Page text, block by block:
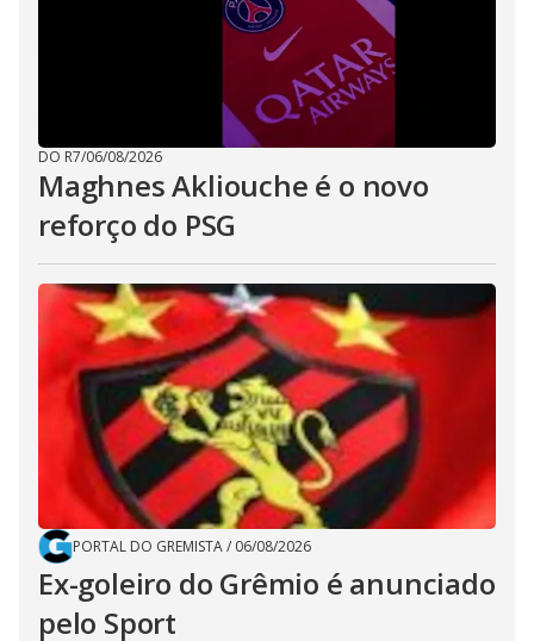
DO R7/06/08/2026
Maghnes Akliouche é o novo
reforço do PSG
PORTAL DO GREMISTA/ 06/08/2026
Ex-goleiro do Grêmio é anunciado
pelo Sport